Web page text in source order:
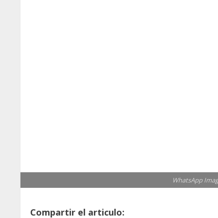
WhatsApp
Compartir el articulo: